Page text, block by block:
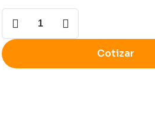
Molino
de
Martillo
de
Tiron
Cotizar